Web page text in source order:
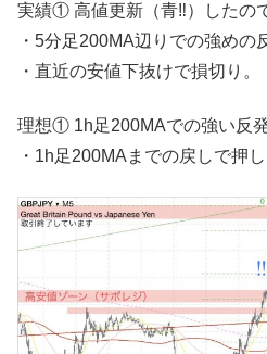
実績① 高値更新（青‼︎）したの
・5分足200MA辺りでの強めの
・直近の安値下抜けで損切り。
理想① 1h足200MAでの強い反
・1h足200MAまでの戻しで押し